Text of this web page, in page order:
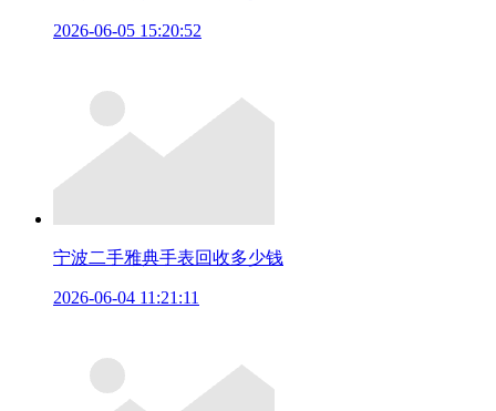
2026-06-05 15:20:52
宁波二手雅典手表回收多少钱
2026-06-04 11:21:11